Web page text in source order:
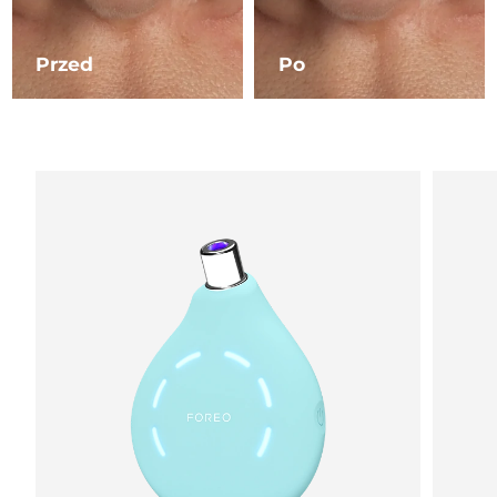
Przed Po
Liban
Oczekiwany czas dostawy
8/11/26
Litwa
Oczekiwany czas dostawy
8/10/26
Oczekiwany czas dostawy
Oczekiwany czas dostawy
Oczekiwany czas dostawy